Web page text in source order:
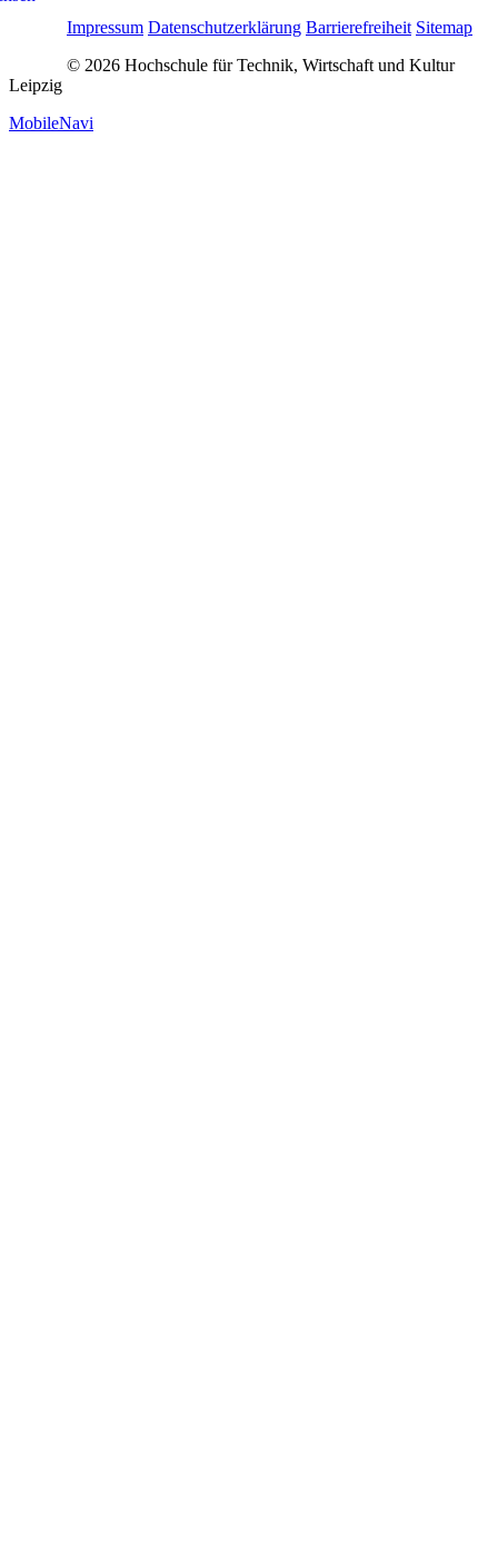
Impressum Datenschutzerklärung Barrierefreiheit Sitemap
© 2026 Hochschule für Technik, Wirtschaft und Kultur
Leipzig
MobileNavi